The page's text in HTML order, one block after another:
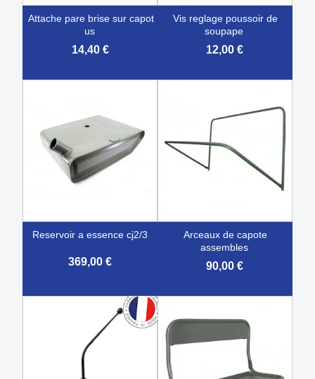
attache pare brise sur capot
us
14,40 €
vis reglage poussoir de
soupape
12,00 €
reservoir a essence cj2/3
369,00 €
arceaux de capote
assembles
90,00 €